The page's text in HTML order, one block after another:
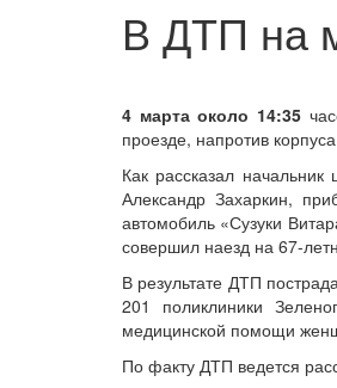
В ДТП на
4 марта около 14:35
проезде, напротив
Как рассказал
Александр Захаркин,
автомобиль «Сузуки
совершил наезд на 67-
В результате ДТП
201 поликлиники
медицинской помощи
По факту ДТП ведется